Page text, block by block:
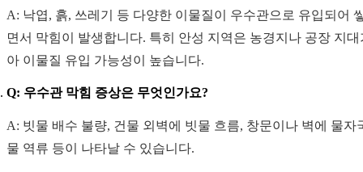
A: 낙엽, 흙, 쓰레기 등 다양한 이물질이 우수관으로 유입되어
면서 막힘이 발생합니다. 특히 안성 지역은 농경지나 공장 지대
아 이물질 유입 가능성이 높습니다.
Q: 우수관 막힘 증상은 무엇인가요?
A: 빗물 배수 불량, 건물 외벽에 빗물 흐름, 창문이나 벽에 물자
물 역류 등이 나타날 수 있습니다.